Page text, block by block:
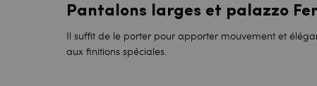
Pantalons larges et palazzo
Il suffit de le porter pour apporter mouvement et
aux finitions spéciales.